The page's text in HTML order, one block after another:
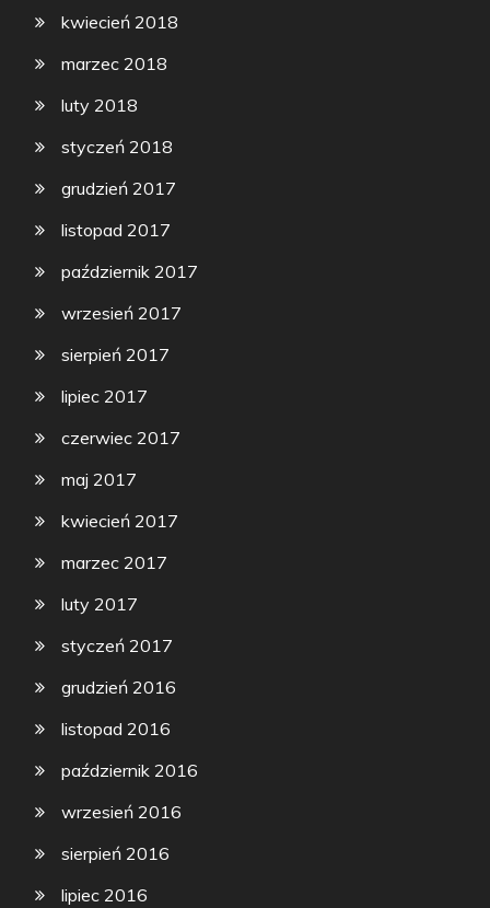
kwiecień 2018
marzec 2018
luty 2018
styczeń 2018
grudzień 2017
listopad 2017
październik 2017
wrzesień 2017
sierpień 2017
lipiec 2017
czerwiec 2017
maj 2017
kwiecień 2017
marzec 2017
luty 2017
styczeń 2017
grudzień 2016
listopad 2016
październik 2016
wrzesień 2016
sierpień 2016
lipiec 2016